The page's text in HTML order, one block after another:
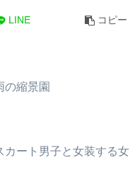
LINE コピー
の縮景園
カート男子と女装する女